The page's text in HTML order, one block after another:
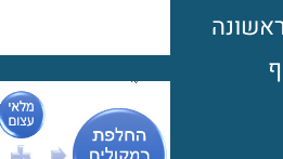
5 קומה ראשונה